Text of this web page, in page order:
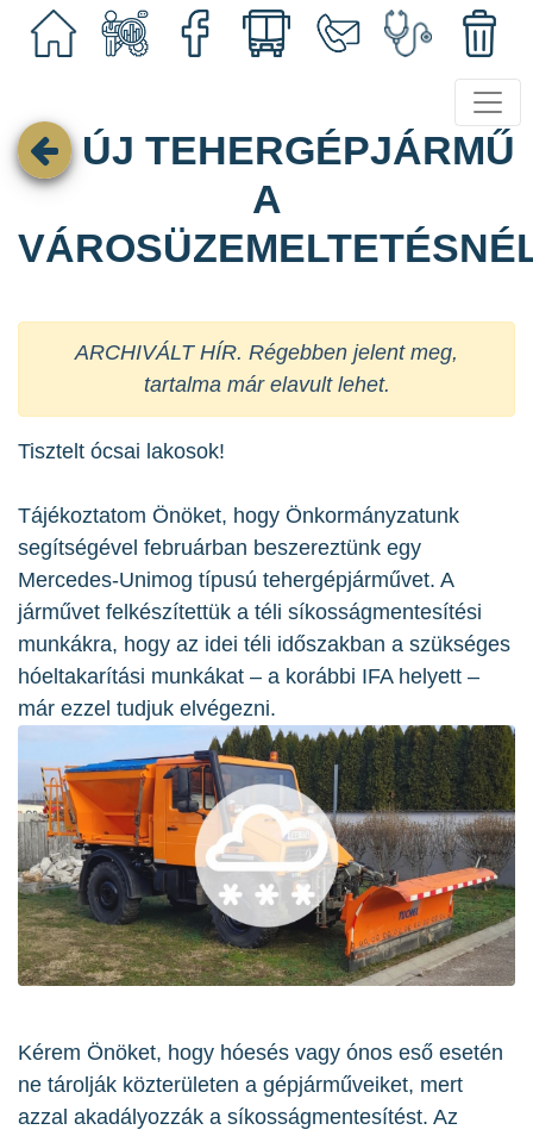
ÚJ TEHERGÉPJÁRMŰ
A
ARCHIVÁLT HÍR. Régebben jelent meg,
tartalma már elavult lehet.
Tisztelt ócsai lakosok!
Tájékoztatom Önöket, hogy Önkormányzatunk
segítségével februárban beszereztünk egy
Mercedes-Unimog típusú tehergépjárművet. A
járművet felkészítettük a téli síkosságmentesítési
munkákra, hogy az idei téli időszakban a szükséges
hóeltakarítási munkákat – a korábbi IFA helyett –
már ezzel tudjuk elvégezni.
Kérem Önöket, hogy hóesés vagy ónos eső esetén
ne tárolják közterületen a gépjárműveiket, mert
azzal akadályozzák a síkosságmentesítést. Az